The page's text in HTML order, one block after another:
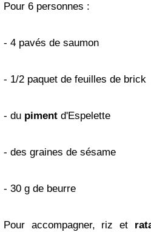
Pour 6 personnes :
- 4 pavés de saumon
- 1/2 paquet de feuilles de brick
- du piment d'Espelette
- des graines de sésame
- 30 g de beurre
Pour accompagner, riz et